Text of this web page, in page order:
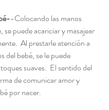
-Colocando las manos
se puede acariciar y masajear
Al prestarle atención a
del bebé, se le puede
suaves.  El sentido del
de comunicar amor y
por nacer.